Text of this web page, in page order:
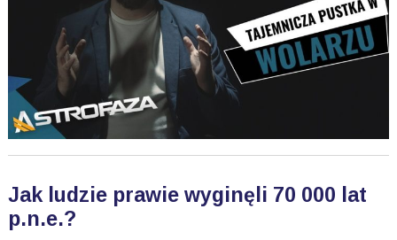
Jak ludzie prawie wyginęli 70 000 lat
p.n.e.?